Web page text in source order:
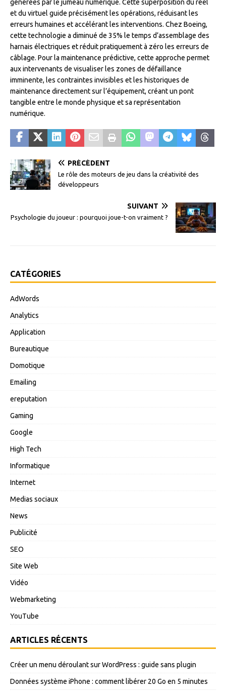
générées par le jumeau numérique. Cette superposition du réel
et du virtuel guide précisément les opérations, réduisant les
erreurs humaines et accélérant les interventions. Chez Boeing,
cette technologie a diminué de 35% le temps d’assemblage des
harnais électriques et réduit pratiquement à zéro les erreurs de
câblage. Pour la maintenance prédictive, cette approche permet
aux intervenants de visualiser les zones de défaillance
imminente, les contraintes invisibles et les historiques de
maintenance directement sur l’équipement, créant un pont
tangible entre le monde physique et sa représentation
numérique.
PRÉCÉDENT
Le rôle des moteurs de jeu dans la créativité des
développeurs
SUIVANT
Psychologie du joueur : pourquoi joue-t-on vraiment ?
CATÉGORIES
AdWords
Analytics
Application
Bureautique
Domotique
Emailing
ereputation
Gaming
Google
High Tech
Informatique
Internet
Medias sociaux
News
Publicité
SEO
Site Web
Vidéo
Webmarketing
YouTube
ARTICLES RÉCENTS
Créer un menu déroulant sur WordPress : guide sans plugin
Données système iPhone : comment libérer 20 Go en 5 minutes